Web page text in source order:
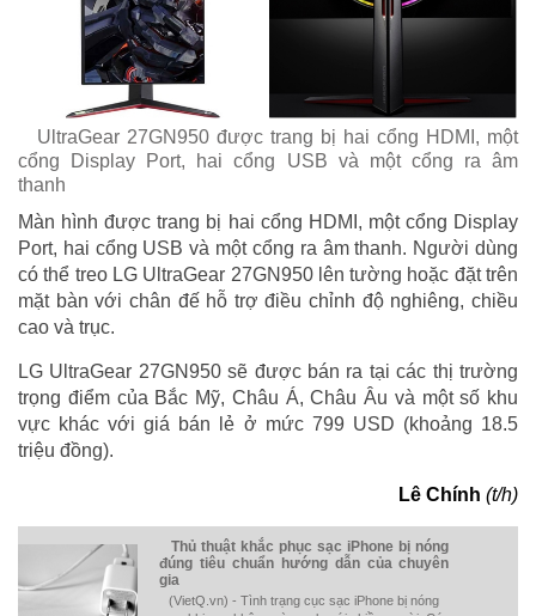
UltraGear 27GN950 được trang bị hai cổng HDMI, một
cổng Display Port, hai cổng USB và một cổng ra âm
thanh
Màn hình được trang bị hai cổng HDMI, một cổng Display
Port, hai cổng USB và một cổng ra âm thanh. Người dùng
có thể treo LG UltraGear 27GN950 lên tường hoặc đặt trên
mặt bàn với chân đế hỗ trợ điều chỉnh độ nghiêng, chiều
cao và trục.
LG UltraGear 27GN950 sẽ được bán ra tại các thị trường
trọng điểm của Bắc Mỹ, Châu Á, Châu Âu và một số khu
vực khác với giá bán lẻ ở mức 799 USD (khoảng 18.5
triệu đồng).
Lê Chính (t/h)
Thủ thuật khắc phục sạc iPhone bị nóng
đúng tiêu chuẩn hướng dẫn của chuyên
gia
(VietQ.vn) - Tình trạng cục sạc iPhone bị nóng